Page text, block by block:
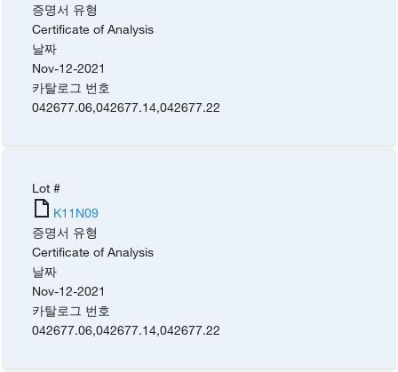
증명서 유형
Certificate of Analysis
날짜
Nov-12-2021
카탈로그 번호
042677.06,042677.14,042677.22
Lot #
K11N09
증명서 유형
Certificate of Analysis
날짜
Nov-12-2021
카탈로그 번호
042677.06,042677.14,042677.22